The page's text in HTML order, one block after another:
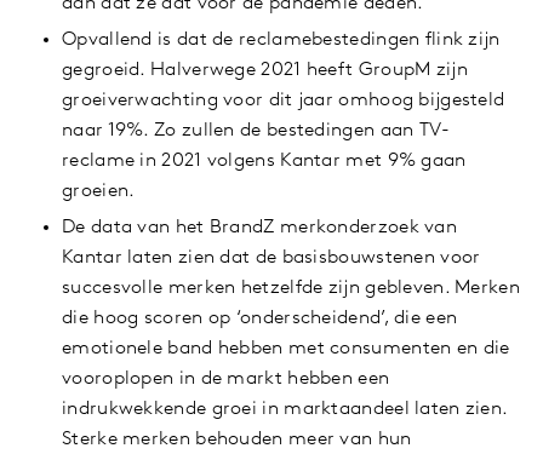
Opvallend is dat de reclamebestedingen flink zijn
gegroeid. Halverwege 2021 heeft GroupM zijn
groeiverwachting voor dit jaar omhoog bijgesteld
naar 19%. Zo zullen de bestedingen aan TV-
reclame in 2021 volgens Kantar met 9% gaan
groeien.
De data van het BrandZ merkonderzoek van
Kantar laten zien dat de basisbouwstenen voor
succesvolle merken hetzelfde zijn gebleven. Merken
die hoog scoren op ‘onderscheidend’, die een
emotionele band hebben met consumenten en die
vooroplopen in de markt hebben een
indrukwekkende groei in marktaandeel laten zien.
Sterke merken behouden meer van hun